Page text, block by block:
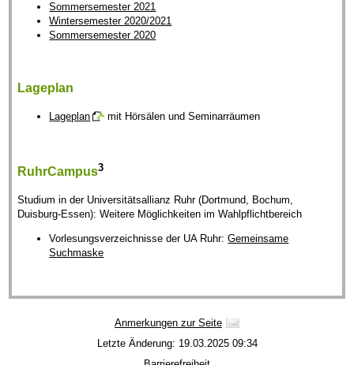
Sommersemester 2021
Wintersemester 2020/2021
Sommersemester 2020
Lageplan
Lageplan mit Hörsälen und Seminarräumen
RuhrCampus3
Studium in der Universitätsallianz Ruhr (Dortmund, Bochum,
Duisburg-Essen): Weitere Möglichkeiten im Wahlpflichtbereich
Vorlesungsverzeichnisse der UA Ruhr:Gemeinsame
Suchmaske
Anmerkungen zur Seite
Letzte Änderung: 19.03.2025 09:34